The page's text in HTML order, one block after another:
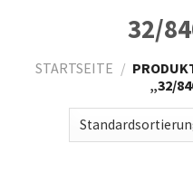
32/
STARTSEITE /
„32/